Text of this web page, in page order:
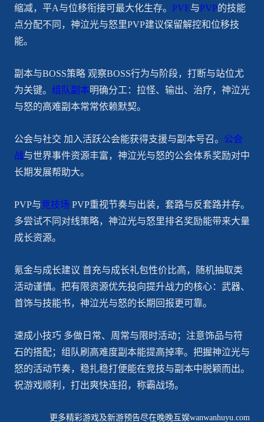
缩减，平A与位移衔接可最大化生存。 PVE与PVP的技能
点分配不同，神泣光与怒里PVP建议保留解控和位移技
能。
副本与BOSS策略 观察BOSS行为与阶段，打断与站位尤
为关键。 组队副本明确分工：拉怪、输出、治疗，神泣光
与怒的高难副本常常依赖默契。
公会与社交 加入活跃公会能获得支援与副本号召。 公会
战与世界事件资源丰富，神泣光与怒的公会体系奖励对中
长期发展帮助大。
PVP与竞技场 PVP重视节奏与出装，套路与反套路并存。
多尝试不同对线策略，神泣光与怒里排名奖励能带来大量
成长资源。
氪金与成长建议 首充与成长礼包性价比高，随机抽取类
活动谨慎。把有限资源优先投向提升战力的核心：武器、
首饰与技能书，神泣光与怒的长期回报更可靠。
速成小技巧 多做日常、周常与限时活动；注意饰品与符
石的搭配；组队刷高难度副本能提高掉率。把握神泣光与
怒的活动节奏，稳扎稳打便能在竞技与副本中脱颖而出。
祝游戏顺利，打出爽快连招，称霸战场。
更多精彩游戏及新游预告尽在晚晚互娱wanwanhuyu.com